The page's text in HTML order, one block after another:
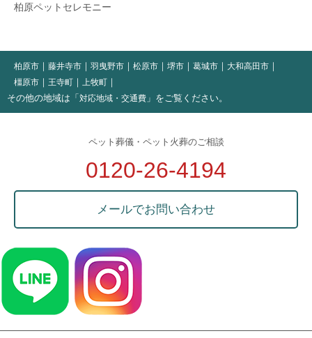
柏原ペットセレモニー
柏原市 藤井寺市 羽曳野市 松原市 堺市 葛城市
大和高田市
橿原市
王寺町 上牧町
その他の地域は「 対応地域・交通費 」をご覧ください。
ペット葬儀・ペット火葬のご相談
0120-26-4194
メールでお問い合わせ